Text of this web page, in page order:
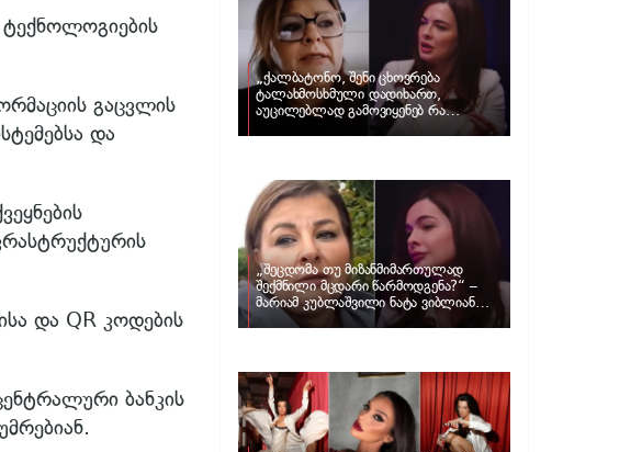
ტექნოლოგიების
გაცვლის
და
და QR კოდების
ბანკის
„ქალბატონო, შენი ცხოვრება
ტალახმოსხმული დადიხართ,
აუცილებლად გამოვიყენებ რა
ინფორმაციაც მაქვს“… – რა
„შეცდომა თუ მიზანმიმართულად
შექმნილი მცდარი წარმოდგენა?“ –
მარიამ კუბლაშვილი ნატა ვიბლიანის
საქმეზე ვიდეომიმართვას ავრცელებს